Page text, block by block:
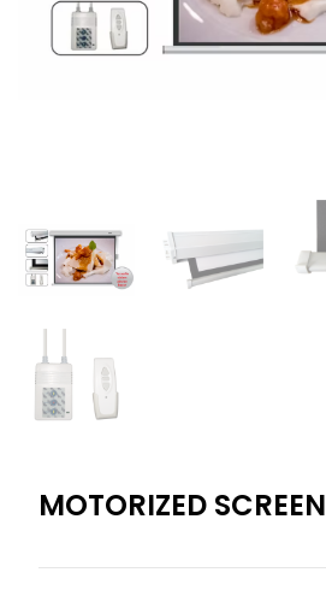
MOTORIZED SCREEN